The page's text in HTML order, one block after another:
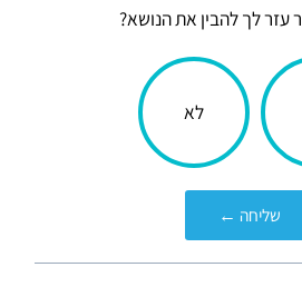
לך להבין את הנושא?
הכתבה
עניינה
אותך?
לא
שליחה ←